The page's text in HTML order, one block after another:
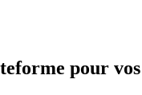
pour vos